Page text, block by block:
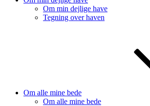
Om min dejlige have
Tegning over haven
Om alle mine bede
Om alle mine bede